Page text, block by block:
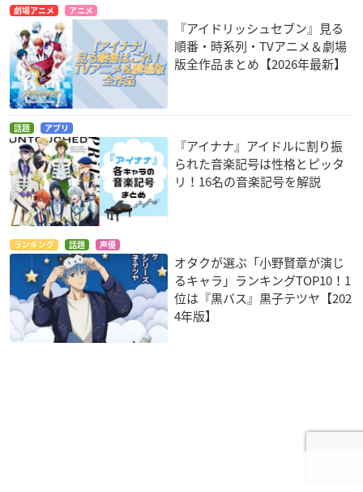
劇場アニメ アニメ
『アイドリッシュセブン』見る
順番・時系列・TVアニメ＆劇場
版全作品まとめ【2026年最新】
話題 アプリ
『アイナナ』アイドルに割り振
られた音楽記号は性格とピッタ
リ！16名の音楽記号を解説
ランキング 話題 声優
オタクが選ぶ「小野賢章が演じ
るキャラ」ランキングTOP10！1
位は『黒バス』黒子テツヤ【202
4年版】